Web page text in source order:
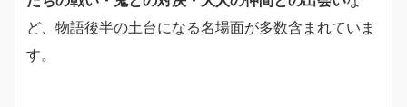
ど、物語後半の土台になる名場面が多数含まれていま
す。